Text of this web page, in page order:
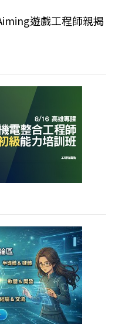
遊戲工程師親揭